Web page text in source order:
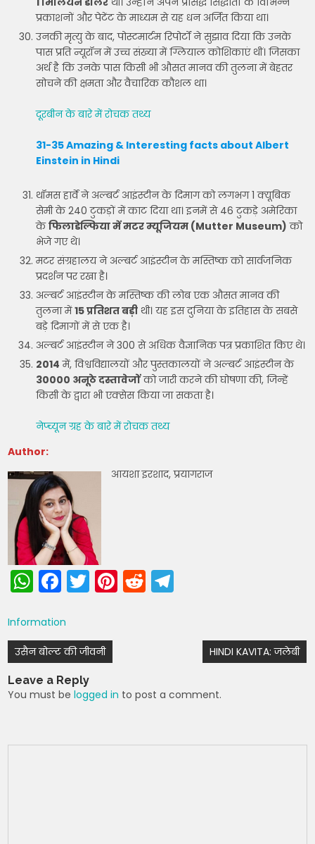
प्रकाशनों और पेटेंट के माध्यम से यह धन अर्जित किया था।
उनकी मृत्यु के बाद, पोस्टमार्टम रिपोर्टों ने सुझाव दिया कि उनके
पास प्रति न्यूरॉन में उच्च संख्या में ग्लियाल कोशिकाएं थीं। जिसका
अर्थ है कि उनके पास किसी भी औसत मानव की तुलना में बेहतर
सोचने की क्षमता और वैचारिक कौशल था।
दूरबीन के बारे में रोचक तथ्य
31-35 Amazing & Interesting facts about Albert
Einstein in Hindi
थॉमस हार्वे ने अल्बर्ट आइंस्टीन के दिमाग को लगभग 1 क्यूबिक
सेमी के 240 टुकड़ों में काट दिया था। इनमें से 46 टुकड़े अमेरिका
केफिलाडेल्फिया में मटर म्यूजियम (Mutter Museum) को
भेजे गए थे।
मटर संग्रहालय ने अल्बर्ट आइंस्टीन के मस्तिष्क को सार्वजनिक
प्रदर्शन पर रखा है।
अल्बर्ट आइंस्टीन के मस्तिष्क की लोब एक औसत मानव की
तुलना में15 प्रतिशत बड़ी थी। यह इस दुनिया के इतिहास के सबसे
बड़े दिमागों में से एक है।
अल्बर्ट आइंस्टीन ने 300 से अधिक वैज्ञानिक पत्र प्रकाशित किए थे।
2014 में, विश्वविद्यालयों और पुस्तकालयों ने अल्बर्ट आइंस्टीन के
30000 अनूठे दस्तावेजोंको जारी करने की घोषणा की, जिन्हें
किसी के द्वारा भी एक्सेस किया जा सकता है।
नेप्च्यून ग्रह के बारे में रोचक तथ्य
Author:
आयशा इरशाद, प्रयागराज
W
a
ts
A
p
F
c
e
b
o
k
T
er
Pi R
m
Information
Post
navigation
उसैन बोल्ट की जीवनी HINDI KAVITA: जलेबी
Leave a Reply
You must belogged in to post a comment.